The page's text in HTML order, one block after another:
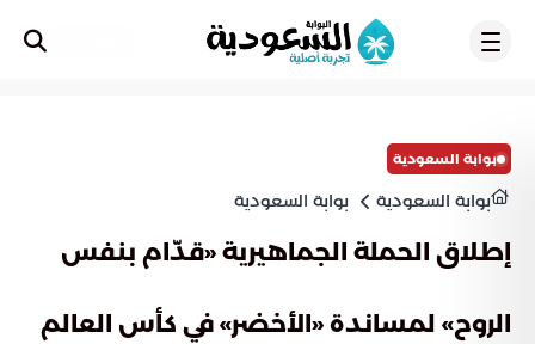
بوابة السعودية
بوابة السعودية بوابة السعودية
إطلاق الحملة الجماهيرية «قدّام بنفس
الروح» لمساندة «الأخضر» في كأس العالم